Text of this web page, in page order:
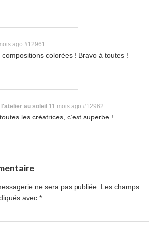
ago Permalink
to
#12961
compositions colorées ! Bravo à toutes !
au soleil 11 mois ago Permalink
to
#12962
les créatrices, c’est superbe !
ne sera pas publiée. Les champs
avec *